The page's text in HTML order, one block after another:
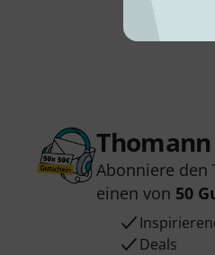
Abonniere den
einen von 50
Deals